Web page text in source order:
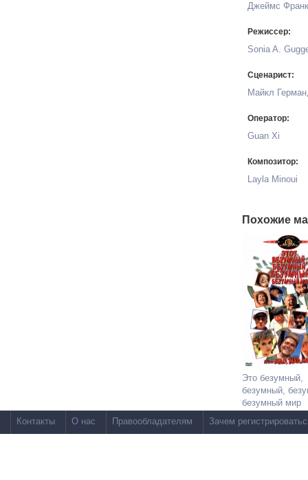
Джеймс
Режиссер:
Sonia A.
Сценарист:
Майкл Герман
Оператор:
Guan Xi
Композитор:
Layla Minoui
Похожие
Это безумный,
безумный,
безумный мир
Контакты
О нас Правообладателям Зачем